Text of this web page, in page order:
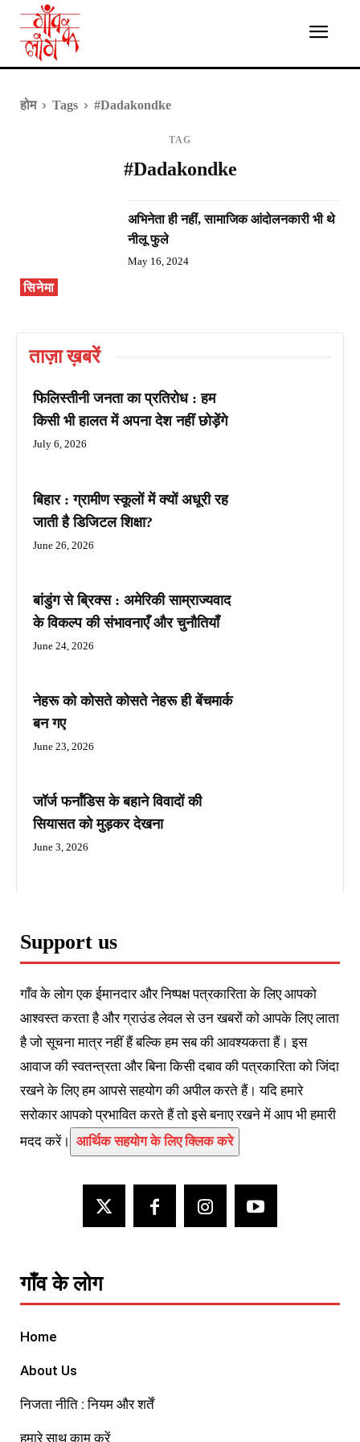
होम Tags #Dadakondke
TAG
#Dadakondke
सिनेमा
अभिनेता ही नहीं, सामाजिक आंदोलनकारी भी थे
नीलू फुले
May 16, 2024
ताज़ा ख़बरें
फिलिस्तीनी जनता का प्रतिरोध : हम
किसी भी हालत में अपना देश नहीं छोड़ेंगे
July 6, 2026
बिहार : ग्रामीण स्कूलों में क्यों अधूरी रह
जाती है डिजिटल शिक्षा?
June 26, 2026
बांडुंग से ब्रिक्स : अमेरिकी साम्राज्यवाद
के विकल्प की संभावनाएँ और चुनौतियाँ
June 24, 2026
नेहरू को कोसते कोसते नेहरू ही बेंचमार्क
बन गए
June 23, 2026
जॉर्ज फर्नांडिस के बहाने विवादों की
सियासत को मुड़कर देखना
June 3, 2026
Support us
गाँव के लोग एक ईमानदार और निष्पक्ष पत्रकारिता के लिए आपको
आश्वस्त करता है और ग्राउंड लेवल से उन खबरों को आपके लिए लाता
है जो सूचना मात्र नहीं हैं बल्कि हम सब की आवश्यकता हैं। इस
आवाज की स्वतन्त्रता और बिना किसी दबाव की पत्रकारिता को जिंदा
रखने के लिए हम आपसे सहयोग की अपील करते हैं। यदि हमारे
सरोकार आपको प्रभावित करते हैं तो इसे बनाए रखने में आप भी हमारी
मदद करें। आर्थिक सहयोग के लिए क्लिक करे
गाँव के लोग
Home
About Us
निजता नीति : नियम और शर्तें
हमारे साथ काम करें